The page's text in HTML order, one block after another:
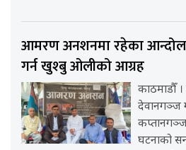
आमरण अनशनमा रहेका
गर्न खुश्बु ओलीको आग्रह
काठमाडौँ
देवानगञ्ज
घटनाको